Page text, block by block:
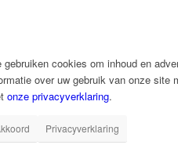
gebruiken cookies om inhoud en
over uw gebruik van onze site
onze privacyverklaring.
Privacyverklaring